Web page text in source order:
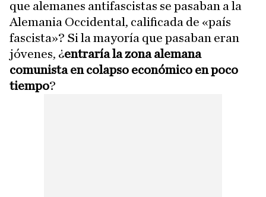
que alemanes antifascistas se pasaban a la
Alemania Occidental, calificada de «país
fascista»? Si la mayoría que pasaban eran
jóvenes, ¿entraría la zona alemana
comunista en colapso económico en poco
tiempo?